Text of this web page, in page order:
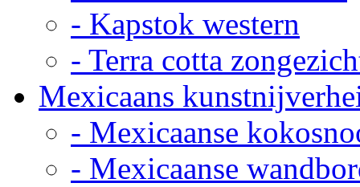
- Kapstok western
- Terra cotta
Mexicaans
- Mexicaanse
- Mexicaanse